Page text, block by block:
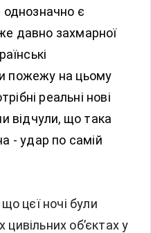
однозначно є
давно захмарної
пожежу на цьому
реальні нові
відчули, що така
- удар по самій
цєї ночі були
цивільних об’єктах у